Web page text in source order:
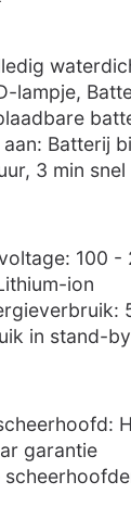
lampje,
Batterij
3 min
100 -
ion
in stand-
garantie